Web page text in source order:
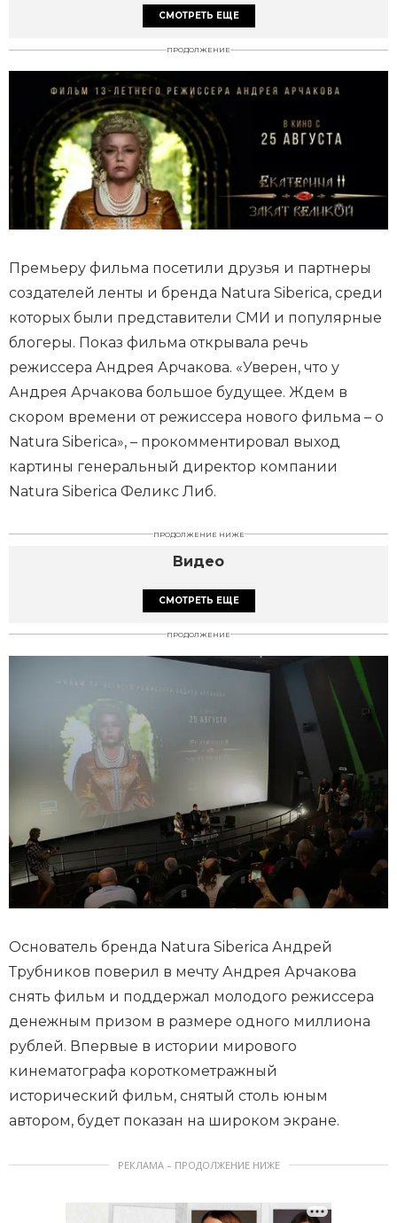
СМОТРЕТЬ ЕЩЕ
ПРОДОЛЖЕНИЕ
Премьеру фильма посетили друзья и партнеры
создателей ленты и бренда Natura Siberica, среди
которых были представители СМИ и популярные
блогеры. Показ фильма открывала речь
режиссера Андрея Арчакова. «Уверен, что у
Андрея Арчакова большое будущее. Ждем в
скором времени от режиссера нового фильма – о
Natura Siberica», – прокомментировал выход
картины генеральный директор компании
Natura Siberica Феликс Либ.
ПРОДОЛЖЕНИЕ НИЖЕ
Видео
СМОТРЕТЬ ЕЩЕ
ПРОДОЛЖЕНИЕ
Основатель бренда Natura Siberica Андрей
Трубников поверил в мечту Андрея Арчакова
снять фильм и поддержал молодого режиссера
денежным призом в размере одного миллиона
рублей. Впервые в истории мирового
кинематографа короткометражный
исторический фильм, снятый столь юным
автором, будет показан на широком экране.
РЕКЛАМА – ПРОДОЛЖЕНИЕ НИЖЕ